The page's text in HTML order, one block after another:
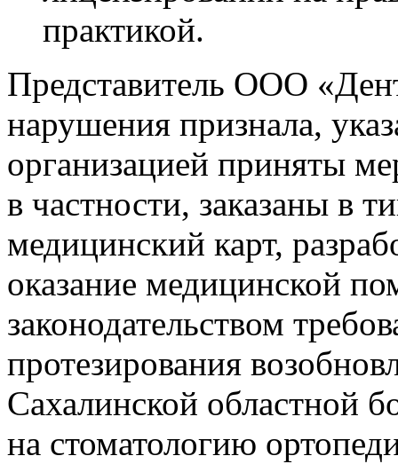
практикой.
Представитель ООО
нарушения признала,
организацией приняты
в частности, заказаны в
медицинский карт,
оказание медицинской
законодательством
протезирования
Сахалинской областной
на стоматологию